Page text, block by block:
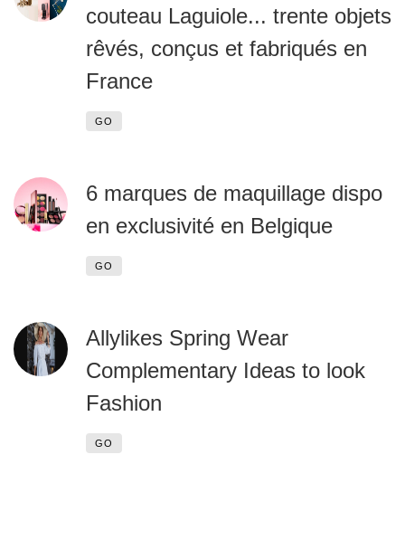
couteau Laguiole... trente objets
rêvés, conçus et fabriqués en
France
GO
6 marques de maquillage dispo
en exclusivité en Belgique
GO
Allylikes Spring Wear
Complementary Ideas to look
Fashion
GO